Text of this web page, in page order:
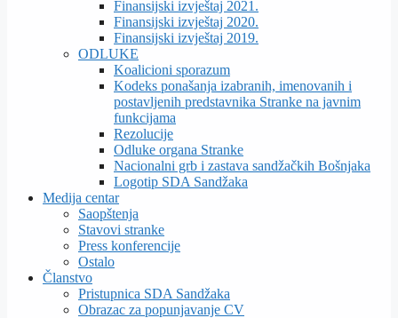
Finansijski izvještaj 2021.
Finansijski izvještaj 2020.
Finansijski izvještaj 2019.
ODLUKE
Koalicioni sporazum
Kodeks ponašanja izabranih, imenovanih i
postavljenih predstavnika Stranke na javnim
funkcijama
Rezolucije
Odluke organa Stranke
Nacionalni grb i zastava sandžačkih Bošnjaka
Logotip SDA Sandžaka
Medija centar
Saopštenja
Stavovi stranke
Press konferencije
Ostalo
Članstvo
Pristupnica SDA Sandžaka
Obrazac za popunjavanje CV